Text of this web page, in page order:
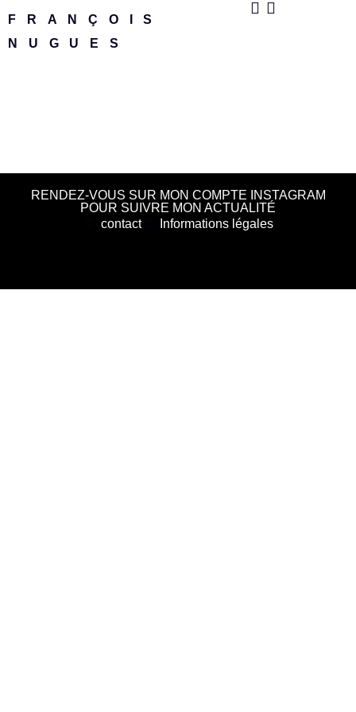
FRANÇOIS
NUGUES
RENDEZ-VOUS SUR MON COMPTE INSTAGRAM
POUR SUIVRE MON ACTUALITÉ
contact
Informations légales